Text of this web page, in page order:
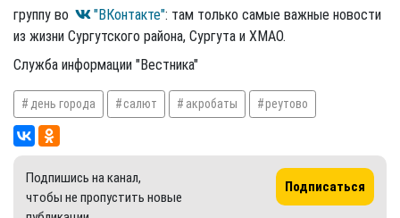
группу во
"ВКонтакте": там только самые важные новости
из жизни Сургутского района, Сургута и ХМАО.
Служба информации "Вестника"
день города салют акробаты реутово
Подпишись на канал,
чтобы не пропустить новые
Подписаться